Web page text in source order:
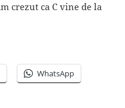
crezut ca C vine de la
WhatsApp